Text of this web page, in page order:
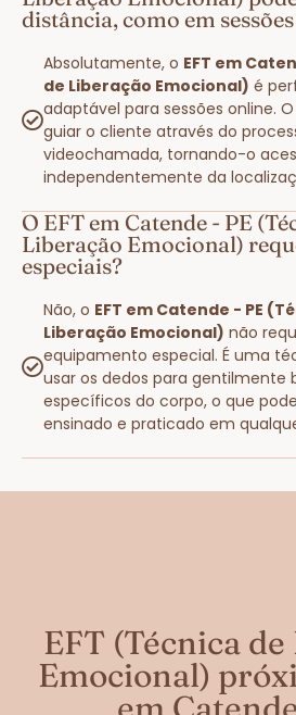
distância, como em
Absolutamente, o EFT em
de Liberação Emocional) é
adaptável para sessões online.
guiar o cliente através do
videochamada, tornando-o
independentemente da
O EFT em Catende - PE
Liberação Emocional)
especiais?
Não, o EFT em Catende - PE
Liberação Emocional) não
equipamento especial. É uma
usar os dedos para gentilmente
específicos do corpo, o que
ensinado e praticado em
EFT (Técnica
Emocional)